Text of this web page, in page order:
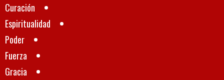
Curación
Espiritualidad
Poder
Fuerza
Gracia